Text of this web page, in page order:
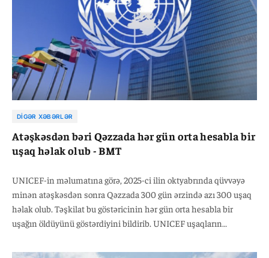
DIGƏR XƏBƏRLƏR
Atəşkəsdən bəri Qəzzada hər gün orta hesabla bir
uşaq həlak olub - BMT
UNICEF-in məlumatına görə, 2025-ci ilin oktyabrında qüvvəyə
minən atəşkəsdən sonra Qəzzada 300 gün ərzində azı 300 uşaq
həlak olub. Təşkilat bu göstəricinin hər gün orta hesabla bir
uşağın öldüyünü göstərdiyini bildirib. UNICEF uşaqların
çatışmazlığı və xəstəliklərlə üzləşdiklərini vurğulayıb. Qurum